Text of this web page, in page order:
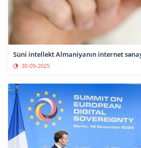
Süni intellekt Almaniyanın internet
30-09-2025